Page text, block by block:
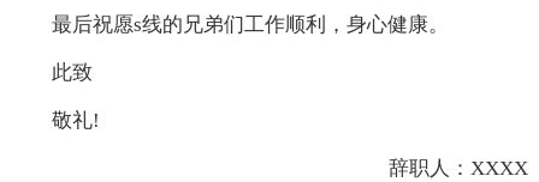
最后祝愿s线的兄弟们工作顺利，身心健康。
此致
敬礼!
辞职人：XXXX